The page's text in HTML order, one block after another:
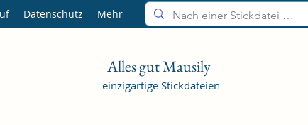
Alles gut Mausily
einzigartige Stickdateien
Datenschutz Mehr